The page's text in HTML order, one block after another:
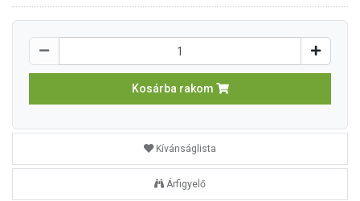
Kosárba rakom
Kívánságlista
Árfigyelő